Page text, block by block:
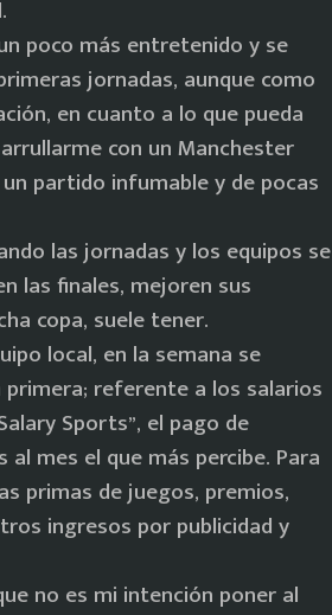
poco más entretenido y se
jornadas, aunque como
en cuanto a lo que pueda
con un Manchester
partido infumable y de pocas
las jornadas y los equipos se
las finales, mejoren sus
copa, suele tener.
local, en la semana se
referente a los salarios
Sports”, el pago de
mes el que más percibe. Para
primas de juegos, premios,
ingresos por publicidad y
no es mi intención poner al